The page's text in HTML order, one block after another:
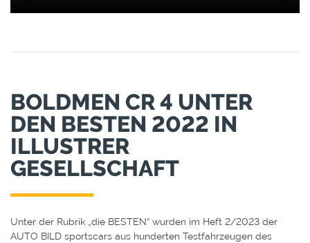
BOLDMEN CR 4 UNTER
DEN BESTEN 2022 IN
ILLUSTRER
GESELLSCHAFT
Unter der Rubrik „die BESTEN“ wurden im Heft 2/2023 der
AUTO BILD sportscars aus hunderten Testfahrzeugen des